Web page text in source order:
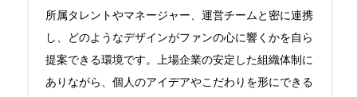
所属タレントやマネージャー、運営チームと密に連携
し、どのようなデザインがファンの心に響くかを自ら
提案できる環境です。上場企業の安定した組織体制に
ありながら、個人のアイデアやこだわりを形にできる